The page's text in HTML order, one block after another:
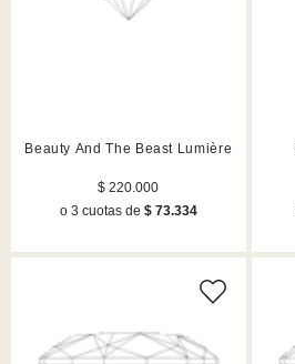
Beauty And The Beast Lumière
$ 220.000
o 3 cuotas de $ 73.334